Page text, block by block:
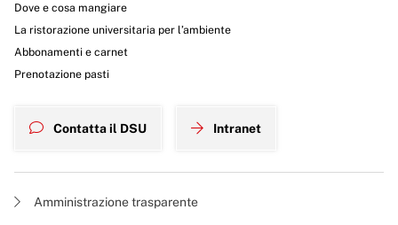
Dove e cosa mangiare
La ristorazione universitaria per l’ambiente
Abbonamenti e carnet
Prenotazione pasti
Contatta il DSU Intranet
Amministrazione trasparente